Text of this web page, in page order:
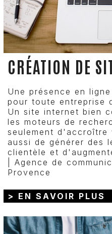
CRÉATION DE
Une présence en
pour toute entreprise
Un site internet bien
les moteurs de
seulement
aussi de générer des
clientèle et
| Agence de
Provence
> EN SAVOIR PLUS